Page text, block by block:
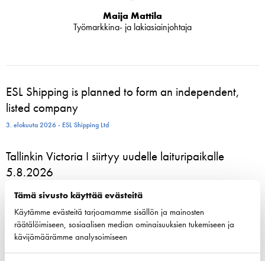
Tämä sivusto käyttää evästeitä
Käytämme evästeitä tarjoamamme sisällön ja mainosten
räätälöimiseen, sosiaalisen median ominaisuuksien tukemiseen ja
kävijämäärämme analysoimiseen
Maija Mattila
Työmarkkina- ja lakiasiainjohtaja
ESL Shipping is planned to form an independent,
listed company
3. elokuuta 2026 - ESL Shipping Ltd
Tallinkin Victoria I siirtyy uudelle laituripaikalle
5.8.2026
Pohjoismaiset varustamoedustajat kokoontuvat
Helsinkiin vahvistamaan meriliikenteen resilienssiä
24. kesäkuuta 2026 - Suomen Varustamot Ry